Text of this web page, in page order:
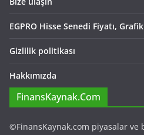
EGPRO Hisse Senedi Fiyatı,
Gizlilik politikası
Hakkımızda
FinansKaynak.Com
©FinansKaynak.com piyasalar ve